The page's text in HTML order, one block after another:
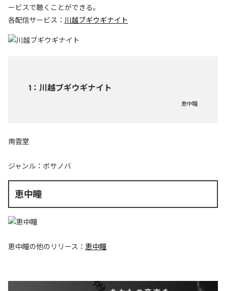
ービスで聴くことができる。
各配信サービス： 川越ブギウギナイト
1 ： 川越ブギウギナイト
恵中瞳
南雲堂
ジャンル： ボサノバ
恵中瞳
恵中瞳の他のリリース： 恵中瞳